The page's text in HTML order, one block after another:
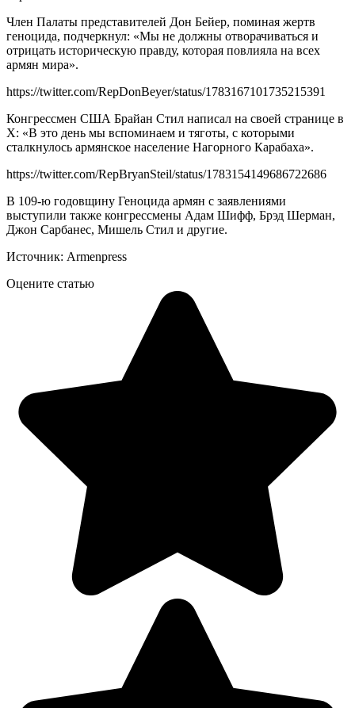
Член Палаты представителей Дон Бейер, поминая жертв
геноцида, подчеркнул: «Мы не должны отворачиваться и
отрицать историческую правду, которая повлияла на всех
армян мира».
https://twitter.com/RepDonBeyer/status/1783167101735215391
Конгрессмен США Брайан Стил написал на своей странице в
X: «В это день мы вспоминаем и тяготы, с которыми
сталкнулось армянское население Нагорного Карабаха».
https://twitter.com/RepBryanSteil/status/1783154149686722686
В 109-ю годовщину Геноцида армян с заявлениями
выступили также конгрессмены Адам Шифф, Брэд Шерман,
Джон Сарбанес, Мишель Стил и другие.
Источник: Armenpress
Оцените статью